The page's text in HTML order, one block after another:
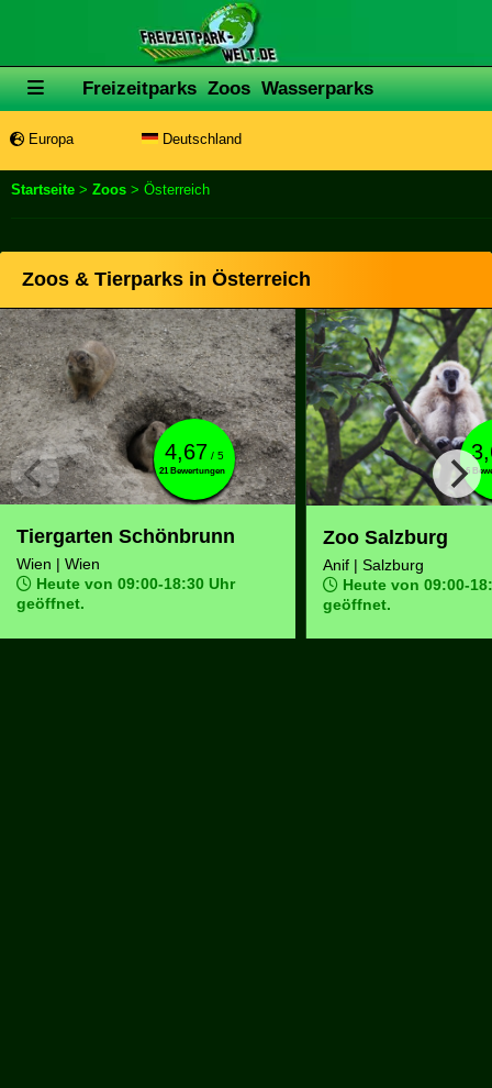
Freizeitparks Zoos Wasserparks
Europa Deutschland
Startseite > Zoos > Österreich
Zoos & Tierparks in Österreich
4,67 / 5
21 Bewertungen
Tiergarten Schönbrunn
Wien | Wien
Heute von 09:00-18:30 Uhr
geöffnet.
6
Zoo Salzburg
Anif | Salzburg
Heute von 09:00-
geöffnet.